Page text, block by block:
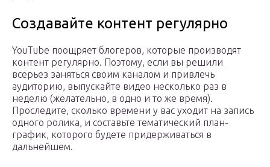
Создавайте контент регулярно
YouTube поощряет блогеров, которые производят
контент регулярно. Поэтому, если вы решили
всерьез заняться своим каналом и привлечь
аудиторию, выпускайте видео несколько раз в
неделю (желательно, в одно и то же время).
Проследите, сколько времени у вас уходит на запись
одного ролика, и составьте тематический план-
график, которого будете придерживаться в
дальнейшем.